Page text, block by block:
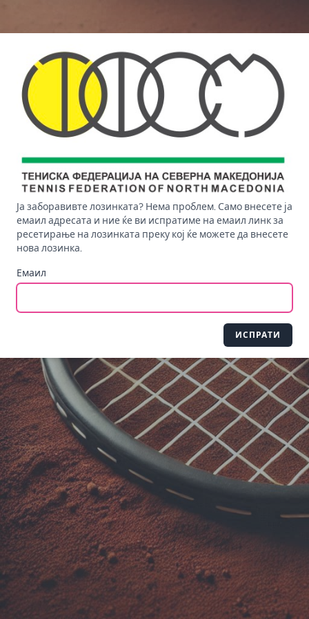
Ја заборавивте лозинката? Нема проблем. Само внесете ја
емаил адресата и ние ќе ви испратиме на емаил линк за
ресетирање на лозинката преку кој ќе можете да внесете
нова лозинка.
Емаил
ИСПРАТИ